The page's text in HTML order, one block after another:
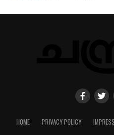
HOME PRIVACY POLICY